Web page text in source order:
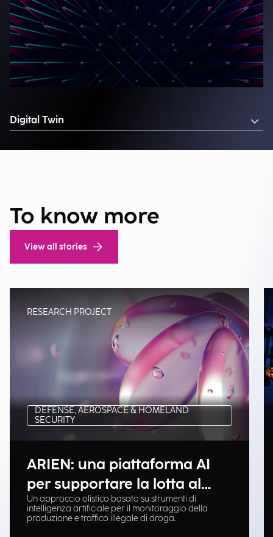
Digital Twin
To know more
View all stories
RESEARCH PROJECT
DEFENSE, AEROSPACE & HOMELAND
SECURITY
ARIEN: una piattaforma AI
per supportare la lotta al
traffico illegale di droga
Un approccio olistico basato su strumenti di
intelligenza artificiale per il monitoraggio della
produzione e traffico illegale di droga.